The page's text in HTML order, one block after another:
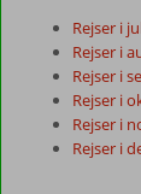
Rejser i
Rejser i
Rejser i
Rejser i
Rejser i
Rejser i